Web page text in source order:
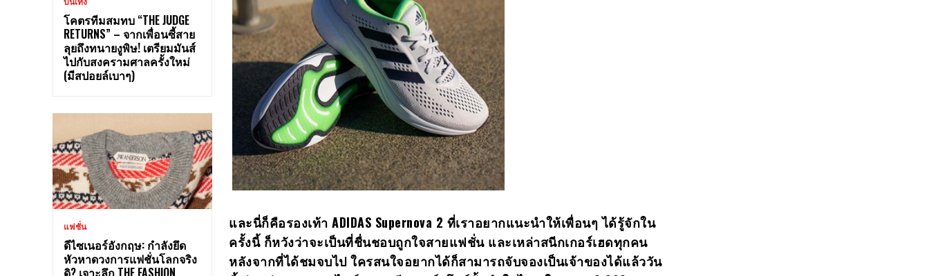
โคตรทีมสมทบ “THE JUDGE
RETURNS” – จากเพื่อนซี้สาย
ลุยถึงทนายงูพิษ! เตรียมมันส์
ไปกับสงครามศาลครั้งใหม่
(มีสปอยล์เบาๆ)
แฟชั่น
ดีไซเนอร์อังกฤษ: กำลังยึด
หัวหาดวงการแฟชั่นโลกจริง
ดิ? เจาะลึก THE FASHION
และนี่ก็คือรองเท้าADIDAS Supernova 2 ที่เราอยากแนะนำให้เพื่อนๆ ได้รู้จักใน
ครั้งนี้ ก็หวังว่าจะเป็นที่ชื่นชอบถูกใจสายแฟชั่น และเหล่าสนีกเกอร์เฮดทุกคน
หลังจากที่ได้ชมจบไป ใครสนใจอยากได้ก็สามารถจับจองเป็นเจ้าของได้แล้ววัน